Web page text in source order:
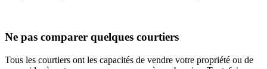
Ne pas comparer quelques courtiers
Tous les courtiers ont les capacités de vendre votre propriété ou de